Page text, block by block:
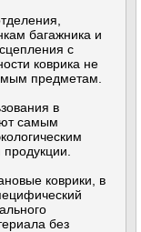
багажника и
с
коврика не
предметам.
в
самым
коврики, в
без